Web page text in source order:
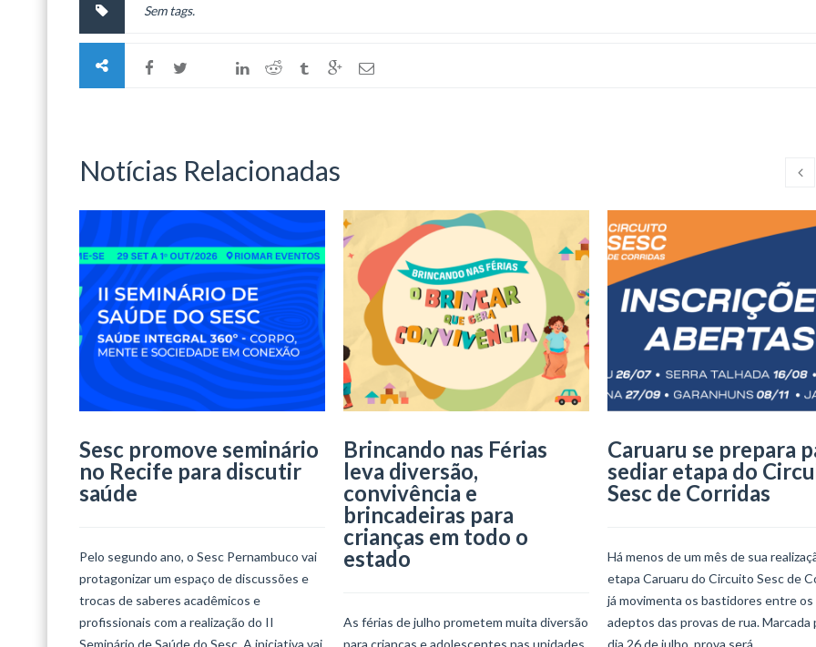
Sem tags.
Notícias Relacionadas
Sesc promove seminário
no Recife para discutir
saúde
Pelo segundo ano, o Sesc Pernambuco vai
protagonizar um espaço de discussões e
trocas de saberes acadêmicos e
profissionais com a realização do II
Seminário de Saúde do Sesc. A iniciativa vai
Brincando nas Férias
leva diversão,
convivência e
brincadeiras para
crianças em todo o
estado
As férias de julho prometem muita diversão
para crianças e adolescentes nas unidades
Caruaru se prepara
sediar etapa do
Sesc de Corridas
Há menos de um mês de sua
etapa Caruaru do Circuito Sesc de
já movimenta os bastidores entre os
adeptos das provas de rua. Marcada
dia 26 de julho, prova será